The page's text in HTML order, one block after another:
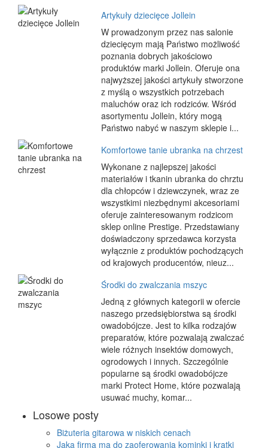
Artykuły dziecięce Jollein
W prowadzonym przez nas salonie
dziecięcym mają Państwo możliwość
poznania dobrych jakościowo
produktów marki Jollein. Oferuje ona
najwyższej jakości artykuły stworzone
z myślą o wszystkich potrzebach
maluchów oraz ich rodziców. Wśród
asortymentu Jollein, który mogą
Państwo nabyć w naszym sklepie i...
Komfortowe tanie ubranka na chrzest
Wykonane z najlepszej jakości
materiałów i tkanin ubranka do chrztu
dla chłopców i dziewczynek, wraz ze
wszystkimi niezbędnymi akcesoriami
oferuje zainteresowanym rodzicom
sklep online Prestige. Przedstawiany
doświadczony sprzedawca korzysta
wyłącznie z produktów pochodzących
od krajowych producentów, nieuz...
Środki do zwalczania mszyc
Jedną z głównych kategorii w ofercie
naszego przedsiębiorstwa są środki
owadobójcze. Jest to kilka rodzajów
preparatów, które pozwalają zwalczać
wiele różnych insektów domowych,
ogrodowych i innych. Szczególnie
popularne są środki owadobójcze
marki Protect Home, które pozwalają
usuwać muchy, komar...
Losowe posty
Biżuteria gitarowa w niskich cenach
Jaka firma ma do zaoferowania kominki i kratki